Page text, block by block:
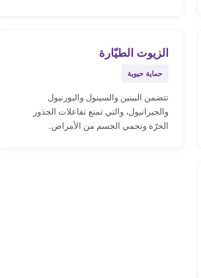
الزيوت الطيّارة
حماية حيوية
تتضمن البينين والسينول والبورنيول
والجيرانيول، والتي تمنع تفاعلات الجذور
الحرّة وتحمي الجسم من الأمراض.